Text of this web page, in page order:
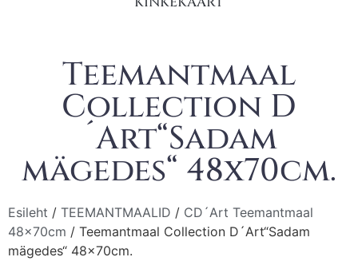
Teemantmaal
Collection D
´Art“Sadam
mägedes“ 48x70cm.
Esileht / TEEMANTMAALID / CD´Art Teemantmaal
48x70cm / Teemantmaal Collection D´Art“Sadam
mägedes“ 48x70cm.